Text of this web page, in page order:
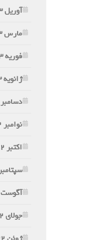
آوریل 2023
مارس 2023
فوریه 2023
ژانویه 2023
دسامبر 2022
نوامبر 2022
اکتبر 2022
سپتامبر 2022
آگوست 2022
جولای 2022